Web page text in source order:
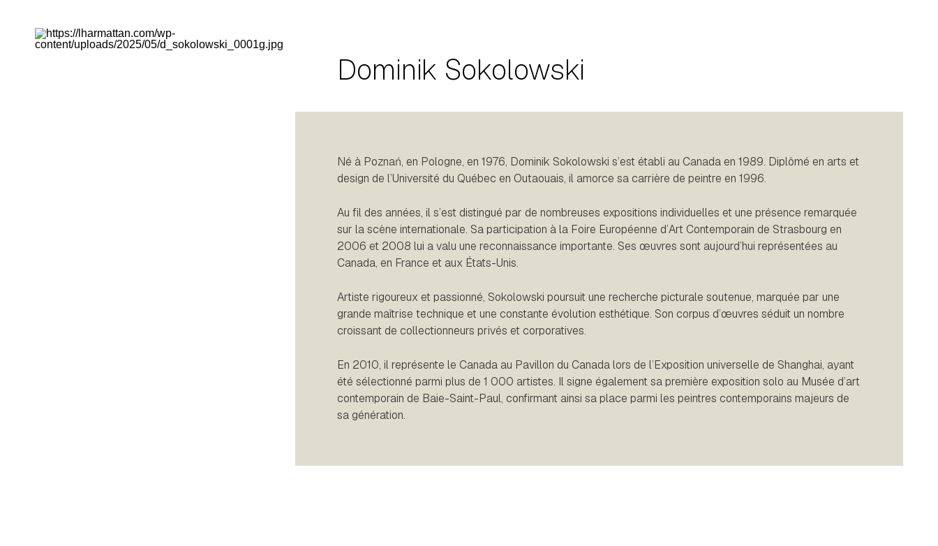
Dominik Sokolowski
Né à Poznań, en Pologne, en 1976, Dominik Sokolowski s’est établi au Canada en 1989. Diplômé en arts et
design de l’Université du Québec en Outaouais, il amorce sa carrière de peintre en 1996.
Au fil des années, il s’est distingué par de nombreuses expositions individuelles et une présence remarquée
sur la scène internationale. Sa participation à la Foire Européenne d’Art Contemporain de Strasbourg en
2006 et 2008 lui a valu une reconnaissance importante. Ses œuvres sont aujourd’hui représentées au
Canada, en France et aux États-Unis.
Artiste rigoureux et passionné, Sokolowski poursuit une recherche picturale soutenue, marquée par une
grande maîtrise technique et une constante évolution esthétique. Son corpus d’œuvres séduit un nombre
croissant de collectionneurs privés et corporatives.
En 2010, il représente le Canada au Pavillon du Canada lors de l’Exposition universelle de Shanghai, ayant
été sélectionné parmi plus de 1 000 artistes. Il signe également sa première exposition solo au Musée d’art
contemporain de Baie-Saint-Paul, confirmant ainsi sa place parmi les peintres contemporains majeurs de
sa génération.